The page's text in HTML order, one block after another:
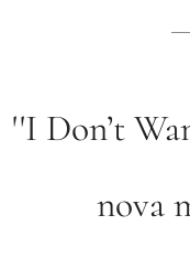
''I Don’t
nova